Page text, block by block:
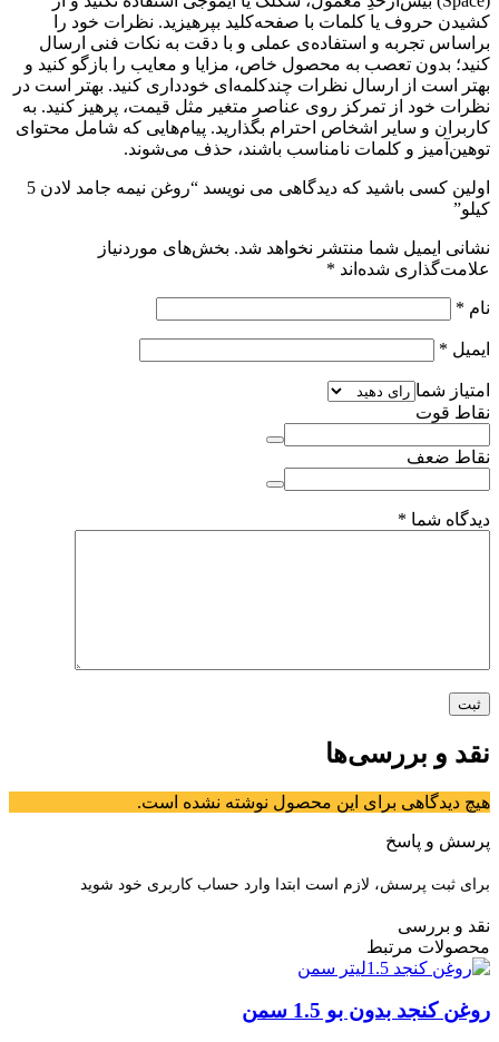
کشیدن حروف یا کلمات با صفحه‌کلید بپرهیزید. نظرات خود را
براساس تجربه و استفاده‌ی عملی و با دقت به نکات فنی ارسال
کنید؛ بدون تعصب به محصول خاص، مزایا و معایب را بازگو کنید و
بهتر است از ارسال نظرات چندکلمه‌‌ای خودداری کنید. بهتر است در
نظرات خود از تمرکز روی عناصر متغیر مثل قیمت، پرهیز کنید. به
کاربران و سایر اشخاص احترام بگذارید. پیام‌هایی که شامل محتوای
توهین‌آمیز و کلمات نامناسب باشند، حذف می‌شوند.
اولین کسی باشید که دیدگاهی می نویسد “روغن نیمه جامد لادن 5
کیلو”
نشانی ایمیل شما منتشر نخواهد شد. بخش‌های موردنیاز
علامت‌گذاری شده‌اند *
نام *
ایمیل *
امتیاز شما
نقاط قوت
نقاط ضعف
دیدگاه شما *
نقد و بررسی‌ها
هیچ دیدگاهی برای این محصول نوشته نشده است.
پرسش و پاسخ
برای ثبت پرسش، لازم است ابتدا وارد حساب کاربری خود شوید
نقد و بررسی
محصولات مرتبط
روغن کنجد بدون بو 1.5 سمن